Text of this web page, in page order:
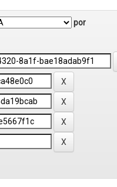
por